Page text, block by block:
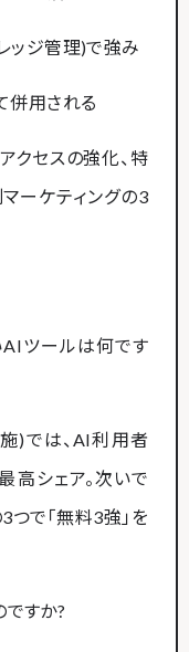
ッジ管理)で強み
併用される
クセスの強化、特
ーケティングの3
ツールは何です
)では、AI利用者
高シェア。次いで
で「無料3強」を
すか?